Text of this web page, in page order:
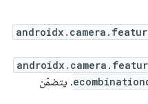
. يتضمّن